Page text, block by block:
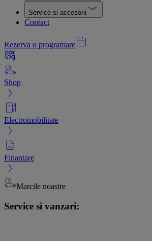
Service si accesorii
Contact
Rezerva o programare
Shop
Electromobilitate
Finantare
Marcile noastre
Service si vanzari: